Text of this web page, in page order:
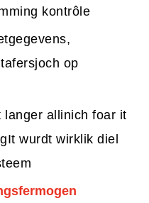
kontrôle
op
langer allinich foar it
wurdt wirklik diel